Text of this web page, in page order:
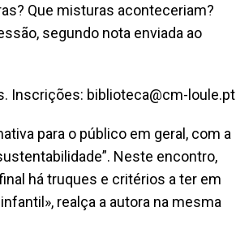
Que misturas aconteceriam?
segundo nota enviada ao
Inscrições: biblioteca@cm-loule.pt
para o público em geral, com a
Neste encontro,
há truques e critérios a ter em
realça a autora na mesma